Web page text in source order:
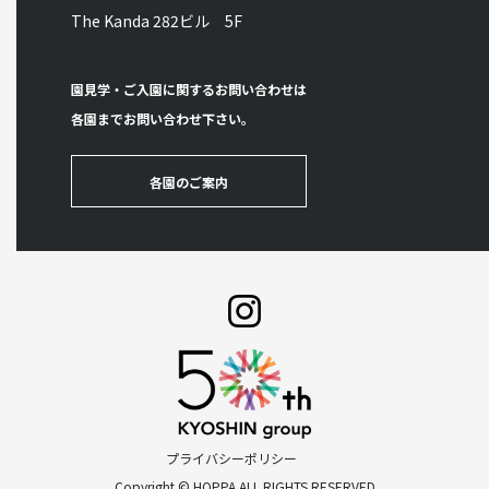
The Kanda 282ビル 5F
園見学・ご入園に関するお問い合わせは
各園までお問い合わせ下さい。
各園のご案内
プライバシーポリシー